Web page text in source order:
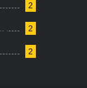
2
2
2